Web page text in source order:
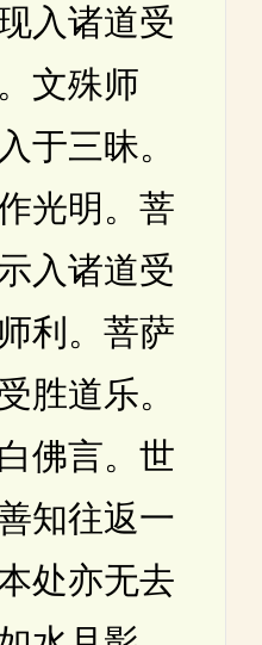
入诸道受
文殊师
于三昧。
光明。菩
入诸道受
利。菩萨
胜道乐。
佛言。世
知往返一
处亦无去